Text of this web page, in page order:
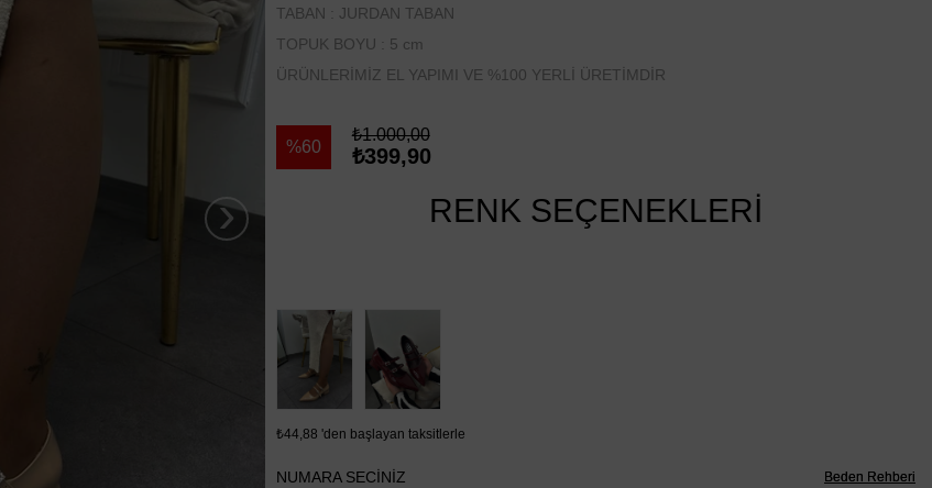
›
TABAN : JURDAN TABAN
TOPUK BOYU : 5 cm
ÜRÜNLERİMİZ EL YAPIMI VE %100 YERLİ ÜRETİMDİR
60
₺1.000,00
₺399,90
RENK SEÇENEKLERİ
₺44,88 'den başlayan taksitlerle
NUMARA SECINIZ Beden Rehberi
Beden Rehberi